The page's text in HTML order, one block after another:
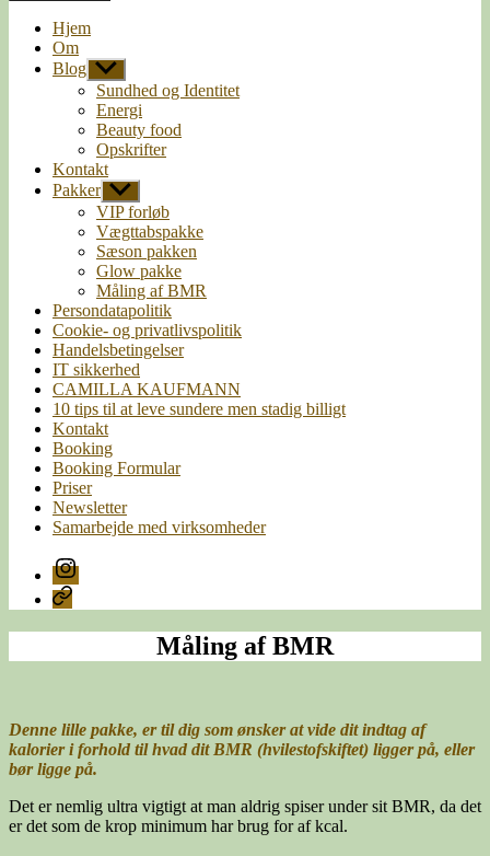
Hjem
Om
Blog Vis
undermenu
Sundhed og Identitet
Energi
Beauty food
Opskrifter
Kontakt
Pakker Vis
undermenu
VIP forløb
Vægttabspakke
Sæson pakken
Glow pakke
Måling af BMR
Persondatapolitik
Cookie- og privatlivspolitik
Handelsbetingelser
IT sikkerhed
CAMILLA KAUFMANN
10 tips til at leve sundere men stadig billigt
Kontakt
Booking
Booking Formular
Priser
Newsletter
Samarbejde med virksomheder
Instagram
E-
mail
Måling af BMR
Denne lille pakke, er til dig som ønsker at vide dit indtag af
kalorier i forhold til hvad dit BMR (hvilestofskiftet) ligger på, eller
bør ligge på.
Det er nemlig ultra vigtigt at man aldrig spiser under sit BMR, da det
er det som de krop minimum har brug for af kcal.